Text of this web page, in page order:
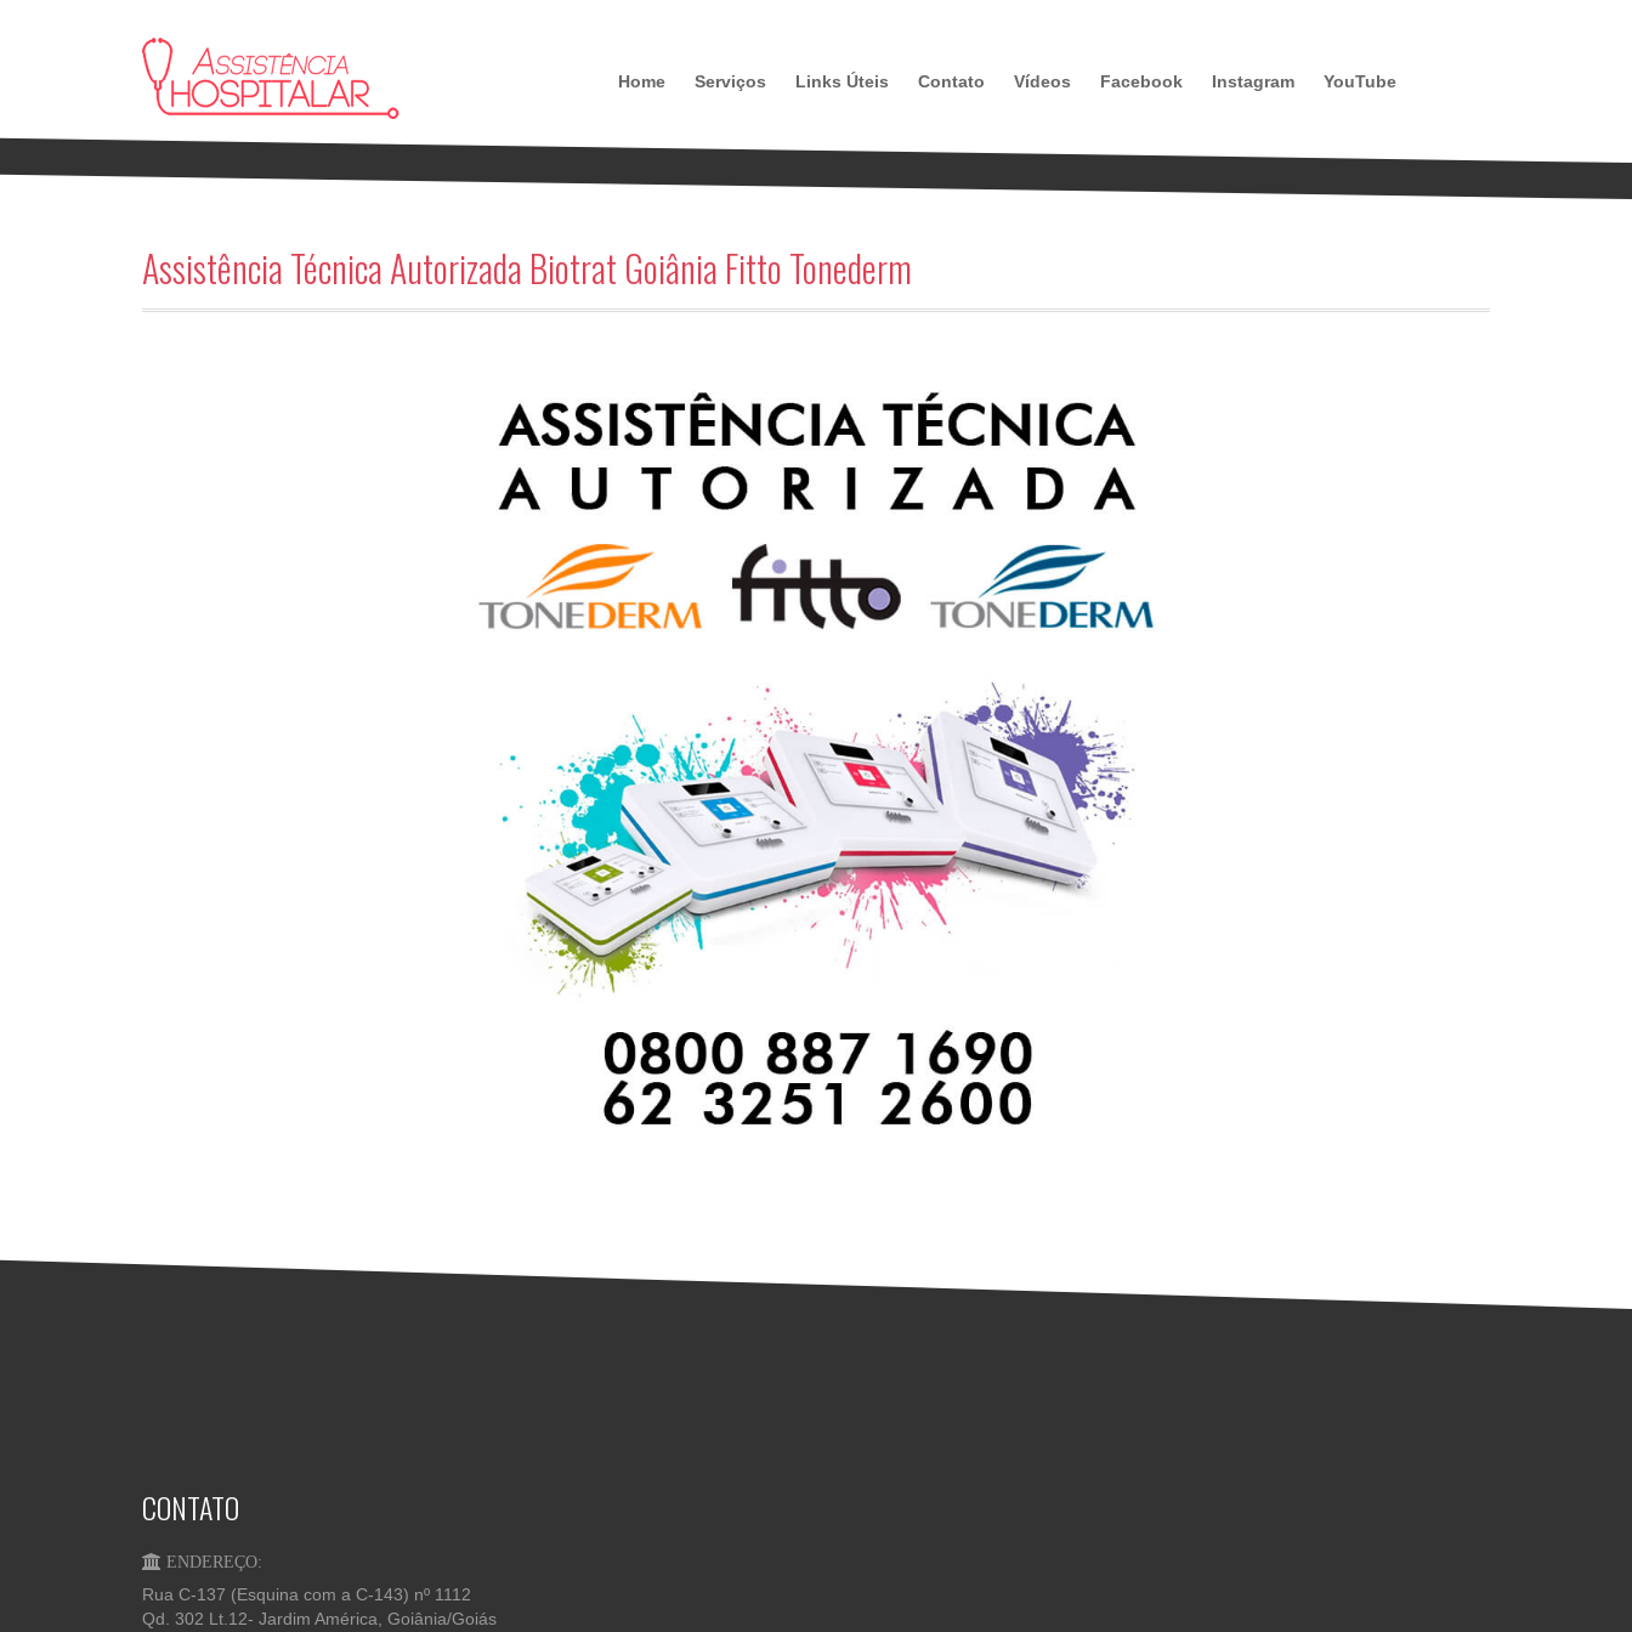
Home Serviços Links Úteis Contato Vídeos Facebook Instagram YouTube
Assistência Técnica Autorizada Biotrat Goiânia Fitto Tonederm
CONTATO
ENDEREÇO:
Rua C-137 (Esquina com a C-143) nº 1112
Qd. 302 Lt.12- Jardim América, Goiânia/Goiás